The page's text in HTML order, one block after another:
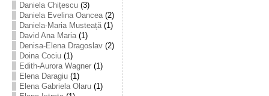
Daniela Chițescu(3)
Daniela Evelina Oancea(2)
Daniela-Maria Musteață(1)
David Ana Maria(1)
Denisa-Elena Dragoslav(2)
Doina Cociu(1)
Edith-Aurora Wagner(1)
Elena Daragiu(1)
Elena Gabriela Olaru(1)